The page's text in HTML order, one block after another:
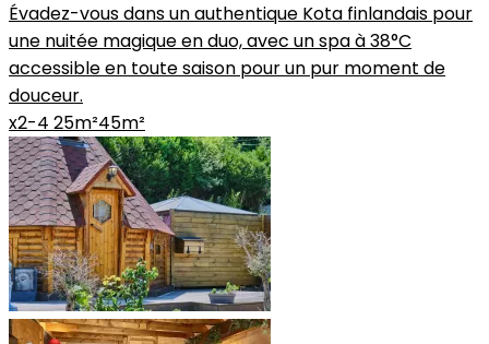
Évadez-vous dans un authentique Kota finlandais pour
une nuitée magique en duo, avec un spa à 38°C
accessible en toute saison pour un pur moment de
douceur.
x2-4 25m²45m²